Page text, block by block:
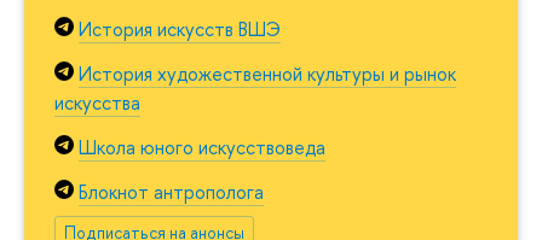
История искусств ВШЭ
История художественной культуры и рынок
искусства
Школа юного искусствоведа
Блокнот антрополога
Подписаться на анонсы